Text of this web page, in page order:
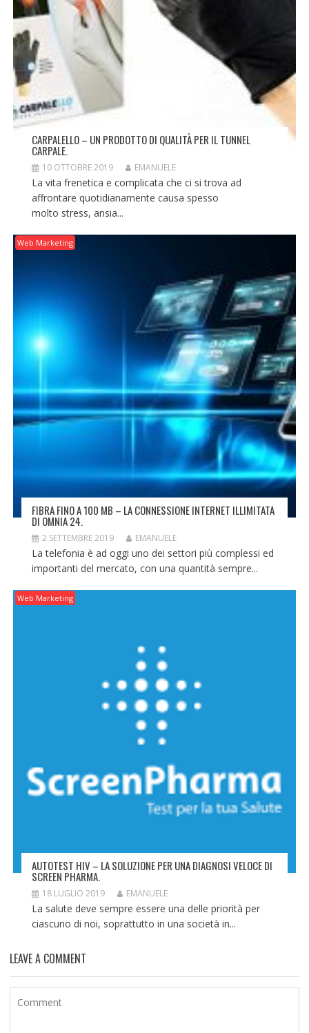
CARPALELLO – UN PRODOTTO DI QUALITÀ PER IL TUNNEL
CARPALE.
10 OTTOBRE 2019 EMANUELE
La vita frenetica e complicata che ci si trova ad
affrontare quotidianamente causa spesso
molto stress, ansia...
Web Marketing
FIBRA FINO A 100 MB – LA CONNESSIONE INTERNET ILLIMITATA
DI OMNIA 24.
2 SETTEMBRE 2019 EMANUELE
La telefonia è ad oggi uno dei settori più complessi ed
importanti del mercato, con una quantità sempre...
Web Marketing
AUTOTEST HIV – LA SOLUZIONE PER UNA DIAGNOSI VELOCE DI
SCREEN PHARMA.
18 LUGLIO 2019 EMANUELE
La salute deve sempre essere una delle priorità per
ciascuno di noi, soprattutto in una società in...
LEAVE A COMMENT